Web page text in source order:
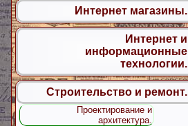
Интернет магазины.
Интернет и
информационные
технологии.
Строительство и ремонт.
Проектирование и
архитектура.